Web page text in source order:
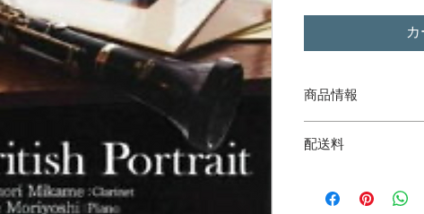
商品情報
年 (YMCD-0002)
【オススメPoint】
配送料